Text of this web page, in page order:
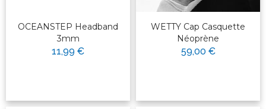
OCEANSTEP Headband
3mm
11,99 €
WETTY Cap Casquette
Néoprène
59,00 €